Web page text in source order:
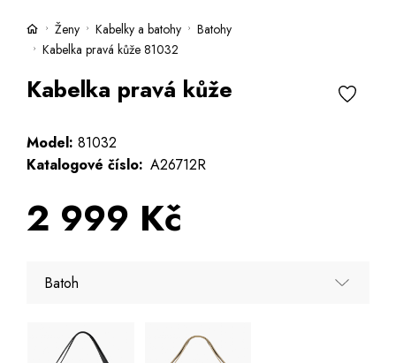
Ženy Kabelky a batohy
Batohy
Kabelka pravá kůže 81032
Kabelka pravá kůže
Model: 81032
Katalogové číslo: A26712R
2 999 Kč
Batoh
Batoh